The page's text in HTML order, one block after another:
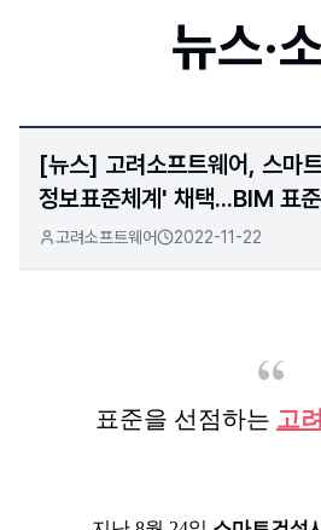
뉴스·
[뉴스] 고려소프트웨어, 스마
정보표준체계' 채택...BIM 표
고려소프트웨어 2022-11-22